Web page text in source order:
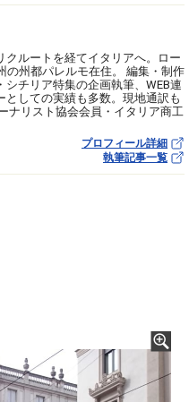
クルートを経てイタリアへ。ロー
の州都パレルモ在住。 編集・制作
チリア特集の企画執筆、WEB連
しての実績も多数。現地通訳も
ナリスト協会会員・イタリア商工
プロフィール詳細
執筆記事一覧